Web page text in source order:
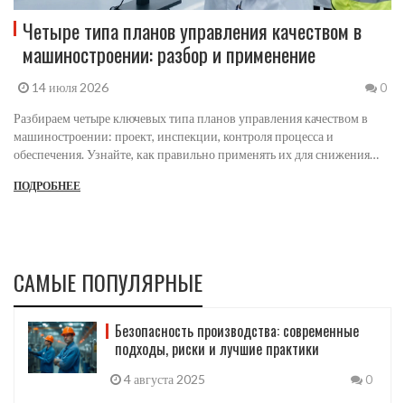
Четыре типа планов управления качеством в
машиностроении: разбор и применение
14 июля 2026 0
Разбираем четыре ключевых типа планов управления качеством в
машиностроении: проект, инспекции, контроля процесса и
обеспечения. Узнайте, как правильно применять их для снижения
ПОДРОБНЕЕ
САМЫЕ ПОПУЛЯРНЫЕ
Безопасность производства: современные
подходы, риски и лучшие практики
4 августа 2025 0